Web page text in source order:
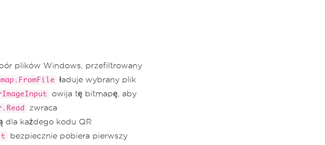
plików Windows, przefiltrowany
ładuje wybrany plik
owija tę bitmapę, aby
zwraca
dla każdego kodu QR
bezpiecznie pobiera pierwszy